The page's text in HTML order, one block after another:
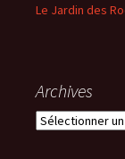
Le Jardin des
Archives
Archives